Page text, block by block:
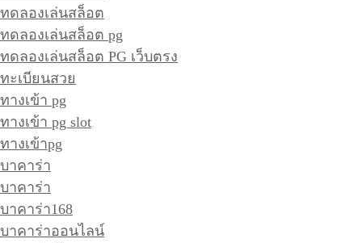
ทดลองเล่นสล็อต
ทดลองเล่นสล็อต pg
ทดลองเล่นสล็อต PG เว็บตรง
ทะเบียนสวย
ทางเข้า pg
ทางเข้า pg slot
ทางเข้าpg
บาคาร่า
บาคาร่า
บาคาร่า168
บาคาร่าออนไลน์